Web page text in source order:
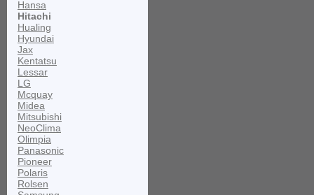
Hansa
Hitachi
Hualing
Hyundai
Jax
Kentatsu
Lessar
LG
Mcquay
Midea
Mitsubishi
NeoClima
Olimpia
Panasonic
Pioneer
Polaris
Rolsen